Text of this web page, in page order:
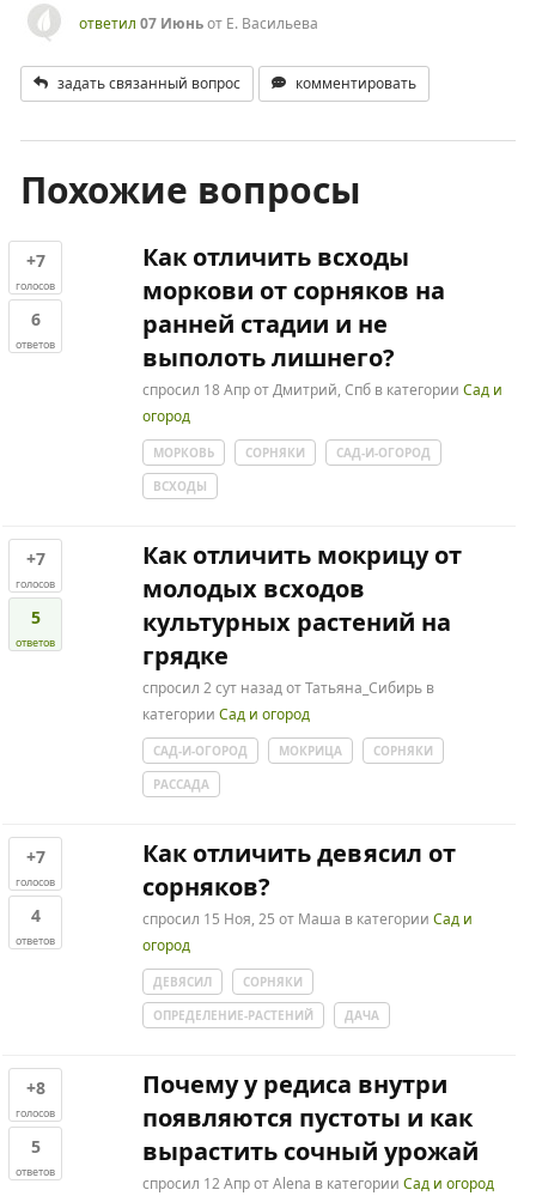
ответил 07 Июньот Е. Васильева
задать связанный вопрос комментировать
Похожие вопросы
+7
голосов
6
ответов
Как отличить всходы
моркови от сорняков на
ранней стадии и не
выполоть лишнего?
спросил 18 Апр отДмитрий, Спб в категории Сад и
огород
МОРКОВЬ СОРНЯКИ
САД-И-ОГОРОД
ВСХОДЫ
+7
голосов
5
ответов
Как отличить мокрицу от
молодых всходов
культурных растений на
грядке
спросил 2 сутназад отТатьяна_Сибирь в
категории Сад и огород
САД-И-ОГОРОД МОКРИЦА
СОРНЯКИ
РАССАДА
+7
голосов
4
ответов
Как отличить девясил от
сорняков?
спросил 15 Ноя, 25 от Маша в категории Сад и
огород
ДЕВЯСИЛ
СОРНЯКИ
ОПРЕДЕЛЕНИЕ-РАСТЕНИЙ
ДАЧА
+8
голосов
5
ответов
Почему у редиса внутри
появляются пустоты и как
вырастить сочный урожай
спросил 12 Апр отAlena в категории Сад и огород